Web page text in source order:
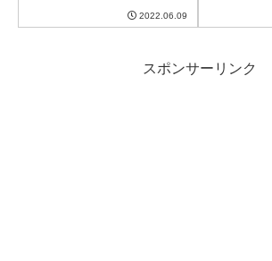
2022.06.09
スポンサーリンク